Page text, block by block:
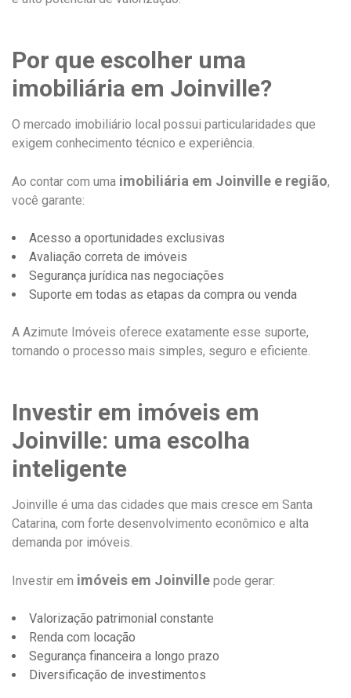
Por que escolher uma
imobiliária em Joinville?
O mercado imobiliário local possui particularidades que
exigem conhecimento técnico e experiência.
Ao contar com uma imobiliária em Joinville e região,
você garante:
Acesso a oportunidades exclusivas
Avaliação correta de imóveis
Segurança jurídica nas negociações
Suporte em todas as etapas da compra ou venda
A Azimute Imóveis oferece exatamente esse suporte,
tornando o processo mais simples, seguro e eficiente.
Investir em imóveis em
Joinville: uma escolha
inteligente
Joinville é uma das cidades que mais cresce em Santa
Catarina, com forte desenvolvimento econômico e alta
demanda por imóveis.
Investir em imóveis em Joinville pode gerar:
Valorização patrimonial constante
Renda com locação
Segurança financeira a longo prazo
Diversificação de investimentos